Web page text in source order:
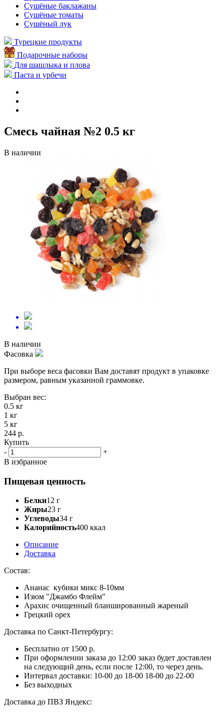
Сушёные баклажаны
Сушёные томаты
Сушёный лук
Турецкие продукты
Подарочные наборы
Для шашлыка и плова
Паста и урбечи
Смесь чайная №2 0.5 кг
В наличии
В наличии
Фасовка
При выборе веса фасовки Вам доставят продукт в упаковке
размером, равным указанной граммовке.
Выбран вес:
0.5 кг
1 кг
5 кг
244 р.
Купить
-
+
В избранное
Пищевая ценность
Белки12 г
Жиры23 г
Углеводы34 г
Калорийность400 ккал
Описание
Доставка
Состав:
Ананас кубики микс 8-10мм
Изюм "Джамбо Флейм"
Арахис очищенный бланшированный жареный
Грецкий орех
Доставка по Санкт-Петербургу:
Бесплатно от 1500 р.
При оформлении заказа до 12:00 заказ будет доставлен
на следующий день, если после 12:00, то через день.
Интервал доставки: 10-00 до 18-00 18-00 до 22-00
Без выходных
Доставка до ПВЗ Яндекс: